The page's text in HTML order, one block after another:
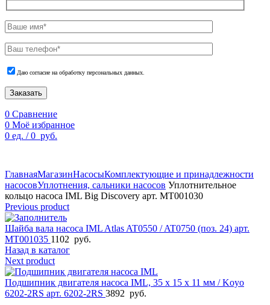
Даю согласие на обработку персональных данных.
Заказать
0 Сравнение
0 Моё избранное
0 ед. / 0 руб.
ГлавнаяМагазинНасосыКомплектующие и принадлежности
насосовУплотнения, сальники насосов Уплотнительное
кольцо насоса IML Big Discovery арт. MT001030
Previous product
Шайба вала насоса IML Atlas AT0550 / AT0750 (поз. 24) арт.
MT001035 1102 руб.
Назад в каталог
Next product
Подшипник двигателя насоса IML, 35 x 15 x 11 мм / Koyo
6202-2RS арт. 6202-2RS 3892 руб.